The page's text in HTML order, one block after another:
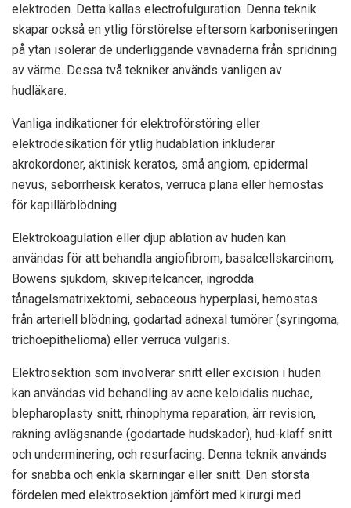
elektroden. Detta kallas electrofulguration. Denna teknik
skapar också en ytlig förstörelse eftersom karboniseringen
på ytan isolerar de underliggande vävnaderna från spridning
av värme. Dessa två tekniker används vanligen av
hudläkare.
Vanliga indikationer för elektroförstöring eller
elektrodesikation för ytlig hudablation inkluderar
akrokordoner, aktinisk keratos, små angiom, epidermal
nevus, seborrheisk keratos, verruca plana eller hemostas
för kapillärblödning.
Elektrokoagulation eller djup ablation av huden kan
användas för att behandla angiofibrom, basalcellskarcinom,
Bowens sjukdom, skivepitelcancer, ingrodda
tånagelsmatrixektomi, sebaceous hyperplasi, hemostas
från arteriell blödning, godartad adnexal tumörer (syringoma,
trichoepithelioma) eller verruca vulgaris.
Elektrosektion som involverar snitt eller excision i huden
kan användas vid behandling av acne keloidalis nuchae,
blepharoplasty snitt, rhinophyma reparation, ärr revision,
rakning avlägsnande (godartade hudskador), hud-klaff snitt
och underminering, och resurfacing. Denna teknik används
för snabba och enkla skärningar eller snitt. Den största
fördelen med elektrosektion jämfört med kirurgi med